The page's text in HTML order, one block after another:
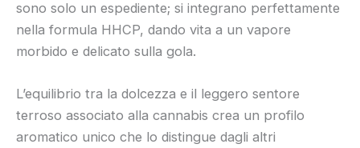
sono solo un espediente; si integrano perfettamente
nella formula HHCP, dando vita a un vapore
morbido e delicato sulla gola.
L’equilibrio tra la dolcezza e il leggero sentore
terroso associato alla cannabis crea un profilo
aromatico unico che lo distingue dagli altri